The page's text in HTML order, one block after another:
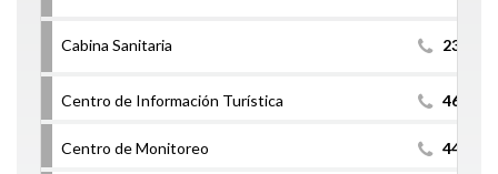
Cabina Sanitaria 236
Centro de Información Turística
Centro de Monitoreo